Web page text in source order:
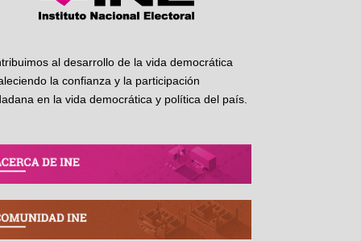
al desarrollo de la vida democrática
la confianza y la participación
en la vida democrática y política del país.